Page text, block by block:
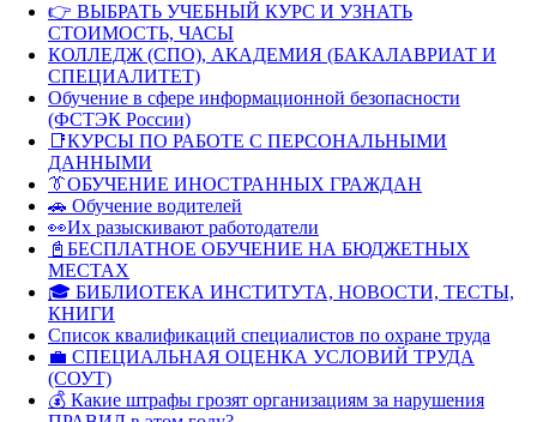
👉 ВЫБРАТЬ УЧЕБНЫЙ КУРС И УЗНАТЬ
СТОИМОСТЬ, ЧАСЫ
КОЛЛЕДЖ (СПО), АКАДЕМИЯ (БАКАЛАВРИАТ И
СПЕЦИАЛИТЕТ)
Обучение в сфере информационной безопасности
(ФСТЭК России)
📑КУРСЫ ПО РАБОТЕ С ПЕРСОНАЛЬНЫМИ
ДАННЫМИ
👔ОБУЧЕНИЕ ИНОСТРАННЫХ ГРАЖДАН
🚗 Обучение водителей
👀Их разыскивают работодатели
📓БЕСПЛАТНОЕ ОБУЧЕНИЕ НА БЮДЖЕТНЫХ
МЕСТАХ
🎓 БИБЛИОТЕКА ИНСТИТУТА, НОВОСТИ, ТЕСТЫ,
КНИГИ
Список квалификаций специалистов по охране труда
💼 СПЕЦИАЛЬНАЯ ОЦЕНКА УСЛОВИЙ ТРУДА
(СОУТ)
💰 Какие штрафы грозят организациям за нарушения